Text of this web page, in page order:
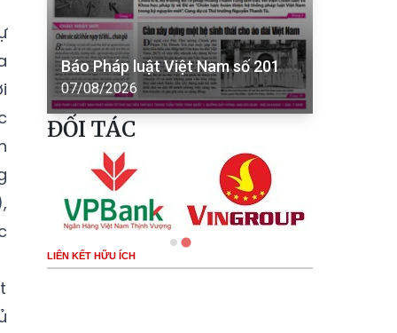
Báo Pháp luật Việt Nam số 201
07/08/2026
ĐỐI TÁC
LIÊN KẾT HỮU ÍCH